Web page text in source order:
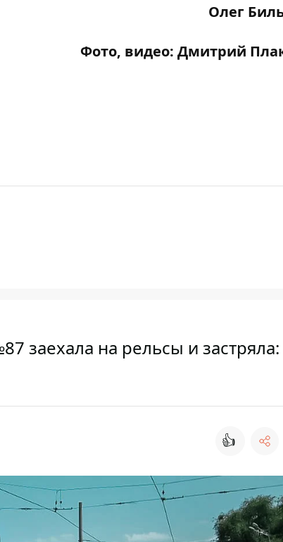
Олег
Фото, видео: Дмитрий
заехала на рельсы и застряла:
👍